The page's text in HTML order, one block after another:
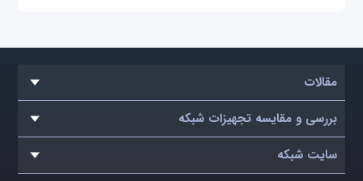
مقالات
بررسی و مقایسه تجهیزات شبکه
سایت شبکه